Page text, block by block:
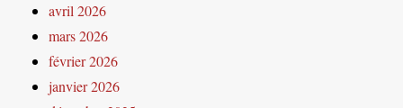
avril 2026
mars 2026
février 2026
janvier 2026